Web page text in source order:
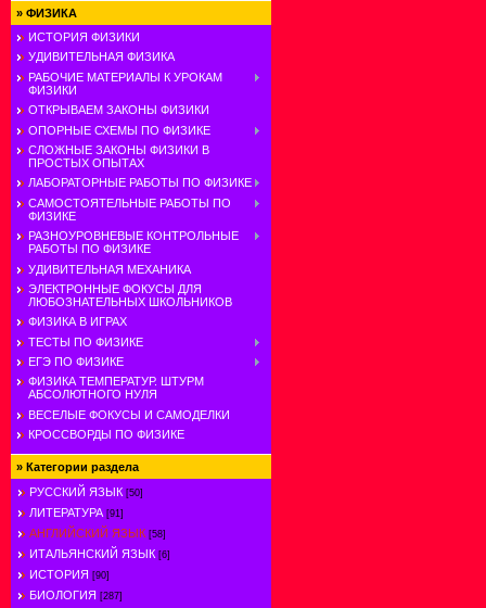
» ФИЗИКА
ИСТОРИЯ ФИЗИКИ
УДИВИТЕЛЬНАЯ ФИЗИКА
РАБОЧИЕ МАТЕРИАЛЫ К УРОКАМ
ФИЗИКИ
ОТКРЫВАЕМ ЗАКОНЫ ФИЗИКИ
ОПОРНЫЕ СХЕМЫ ПО ФИЗИКЕ
СЛОЖНЫЕ ЗАКОНЫ ФИЗИКИ В
ПРОСТЫХ ОПЫТАХ
ЛАБОРАТОРНЫЕ РАБОТЫ ПО ФИЗИКЕ
САМОСТОЯТЕЛЬНЫЕ РАБОТЫ ПО
ФИЗИКЕ
РАЗНОУРОВНЕВЫЕ КОНТРОЛЬНЫЕ
РАБОТЫ ПО ФИЗИКЕ
УДИВИТЕЛЬНАЯ МЕХАНИКА
ЭЛЕКТРОННЫЕ ФОКУСЫ ДЛЯ
ЛЮБОЗНАТЕЛЬНЫХ ШКОЛЬНИКОВ
ФИЗИКА В ИГРАХ
ТЕСТЫ ПО ФИЗИКЕ
ЕГЭ ПО ФИЗИКЕ
ФИЗИКА ТЕМПЕРАТУР. ШТУРМ
АБСОЛЮТНОГО НУЛЯ
ВЕСЕЛЫЕ ФОКУСЫ И САМОДЕЛКИ
КРОССВОРДЫ ПО ФИЗИКЕ
» Категории раздела
РУССКИЙ ЯЗЫК [50]
ЛИТЕРАТУРА [91]
АНГЛИЙСКИЙ ЯЗЫК [58]
ИТАЛЬЯНСКИЙ ЯЗЫК [6]
ИСТОРИЯ [90]
БИОЛОГИЯ [287]